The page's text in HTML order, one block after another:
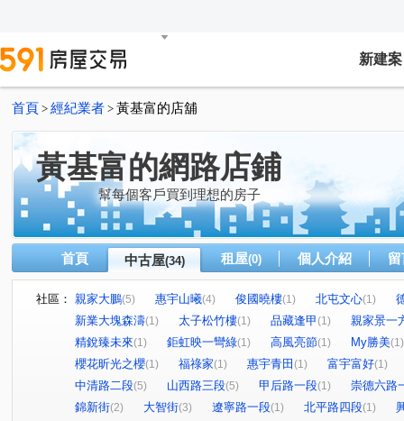
新建案
首頁 > 經紀業者 > 黃基富的店舖
黃基富的網路店鋪
幫每個客戶買到理想的房子
首頁 中古屋(34) 租屋(0) 個人介紹
社區： 親家大鵬(5) 惠宇山曦(4) 俊國曉樓(1) 北屯文心(1)
新業大塊森濤(1) 太子松竹樓(1) 品藏逢甲(1)
親家景一
精銳臻未來(1) 鉅虹映一彎綠(1) 高風亮節(1) My勝美(1)
櫻花昕光之櫻(1) 福祿家(1) 惠宇青田 (1) 富宇富好(1)
中清路二段(5) 山西路三段(5) 甲后路一段(1)
崇德六路
錦新街(2) 大智街(3) 遼寧路一段(1) 北平路四段(1)